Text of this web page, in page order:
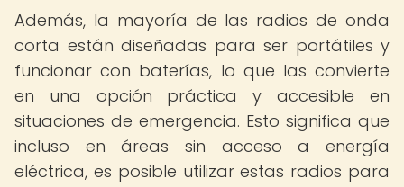
Además, la mayoría de las radios de onda
corta están diseñadas para ser portátiles y
funcionar con baterías, lo que las convierte
en una opción práctica y accesible en
situaciones de emergencia. Esto significa que
incluso en áreas sin acceso a energía
eléctrica, es posible utilizar estas radios para